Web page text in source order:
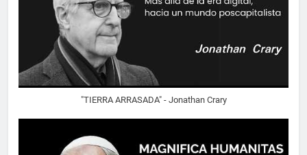
"TIERRA ARRASADA" - Jonathan Crary